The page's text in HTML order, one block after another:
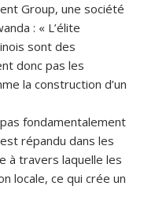
Group, une société
: « L’élite
sont des
donc pas les
la construction d’un
fondamentalement
répandu dans les
à travers laquelle les
locale, ce qui crée un